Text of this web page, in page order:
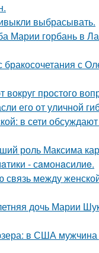
выбрасывать.
Марии горбань в
с
простого
его от уличной
в сети
роль Максима
- сaмонaсилиe.
между
дочь Марии
в США